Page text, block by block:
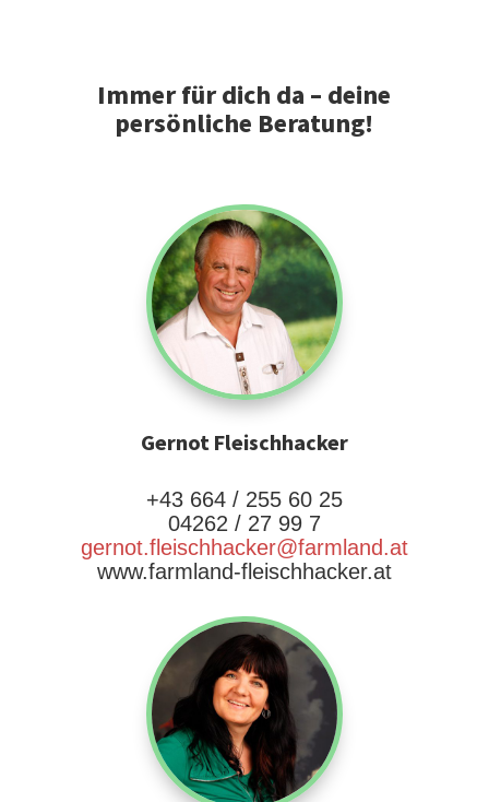
Immer für dich da – deine
persönliche Beratung!
Gernot Fleischhacker
+43 664 / 255 60 25
04262 / 27 99 7
gernot.fleischhacker@farmland.at
www.farmland-fleischhacker.at